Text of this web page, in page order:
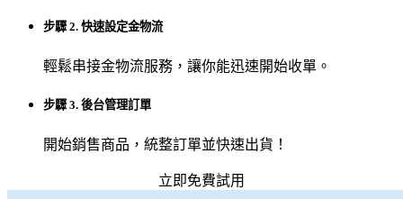
步驟 2. 快速設定金物流
輕鬆串接金物流服務，讓你能迅速開始收單。
步驟 3. 後台管理訂單
開始銷售商品，統整訂單並快速出貨！
立即免費試用